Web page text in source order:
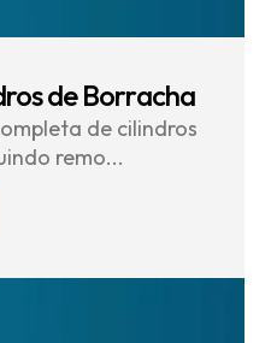
de Borracha
de cilindros
remo...